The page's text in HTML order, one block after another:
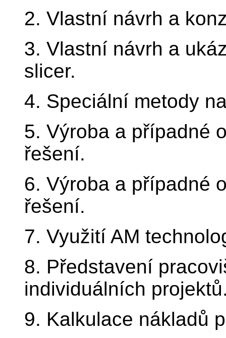
2. Vlastní návrh a
3. Vlastní návrh a
slicer.
4. Speciální metody
5. Výroba a případné
řešení.
6. Výroba a případné
řešení.
7. Využití AM
8. Představení
individuálních
9. Kalkulace nákladů